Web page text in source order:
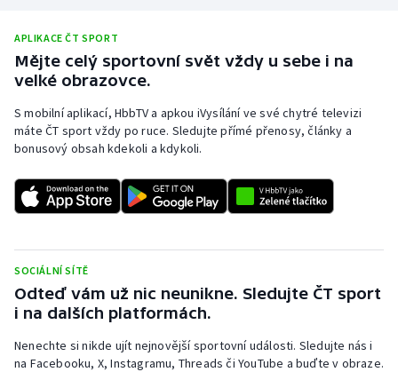
Triatlon
Veslování
Vodní slalom
Volejbal
APLIKACE ČT SPORT
Mějte celý sportovní svět vždy u sebe i na
velké obrazovce.
S mobilní aplikací, HbbTV a apkou iVysílání ve své chytré televizi
máte ČT sport vždy po ruce. Sledujte přímé přenosy, články a
bonusový obsah kdekoli a kdykoli.
SOCIÁLNÍ SÍTĚ
Odteď vám už nic neunikne. Sledujte ČT sport
i na dalších platformách.
Nenechte si nikde ujít nejnovější sportovní události. Sledujte nás i
na Facebooku, X, Instagramu, Threads či YouTube a buďte v obraze.